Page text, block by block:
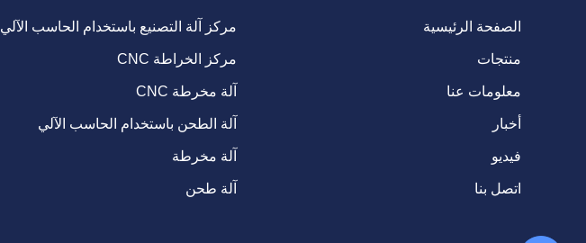
الصفحة الرئيسية
منتجات
معلومات عنا
أخبار
فيديو
اتصل بنا
مركز آلة التصنيع باستخدام الحاسب الآلي
مركز الخراطة CNC
آلة مخرطة CNC
آلة الطحن باستخدام الحاسب الآلي
آلة مخرطة
آلة طحن